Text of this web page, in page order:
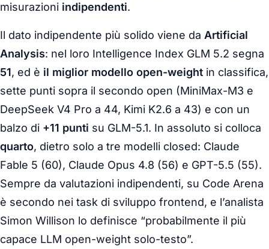
misurazioni indipendenti.
Il dato indipendente più solido viene da Artificial
Analysis: nel loro Intelligence Index GLM 5.2 segna
51, ed è il miglior modello open-weight in classifica,
sette punti sopra il secondo open (MiniMax-M3 e
DeepSeek V4 Pro a 44, Kimi K2.6 a 43) e con un
balzo di +11 punti su GLM-5.1. In assoluto si colloca
quarto, dietro solo a tre modelli closed: Claude
Fable 5 (60), Claude Opus 4.8 (56) e GPT-5.5 (55).
Sempre da valutazioni indipendenti, su Code Arena
è secondo nei task di sviluppo frontend, e l’analista
Simon Willison lo definisce “probabilmente il più
capace LLM open-weight solo-testo”.